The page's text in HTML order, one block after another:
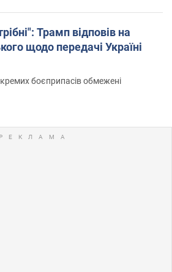
Трамп відповів на
щодо передачі Україні
боєприпасів обмежені